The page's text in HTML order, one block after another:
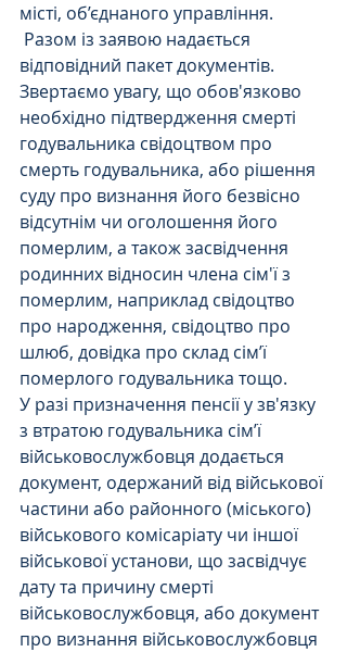
місті, об’єднаного управління.
відповідний пакет документів.
Звертаємо увагу, що обов'язково
необхідно підтвердження смерті
годувальника свідоцтвом про
смерть годувальника, або рішення
суду про визнання його безвісно
відсутнім чи оголошення його
померлим, а також засвідчення
родинних відносин члена сім'ї з
померлим, наприклад свідоцтво
про народження, свідоцтво про
шлюб, довідка про склад сім’ї
померлого годувальника тощо.
У разі призначення пенсії у зв'язку
з втратою годувальника сім’ї
військовослужбовця додається
документ, одержаний від військової
частини або районного (міського)
військового комісаріату чи іншої
військової установи, що засвідчує
дату та причину смерті
військовослужбовця, або документ
про визнання військовослужбовця